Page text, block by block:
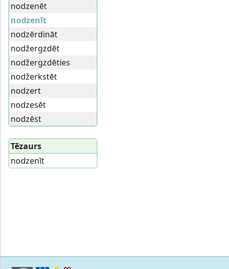
nodzenēt
nodzenīt
nodzērdināt
nodžergzdēt
nodžergzdēties
nodžerkstēt
nodzert
nodzesēt
nodzēst
Tēzaurs
nodzenīt